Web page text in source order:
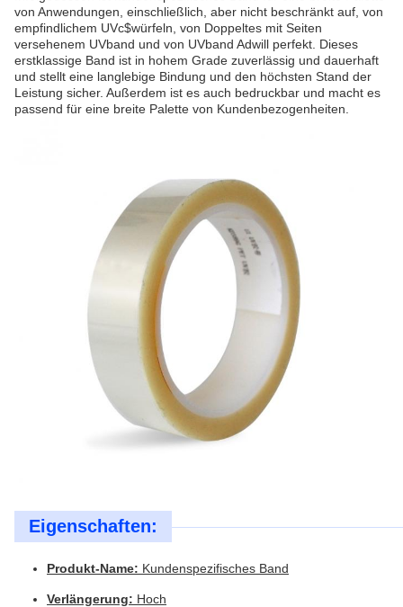
von Anwendungen, einschließlich, aber nicht beschränkt auf, von
empfindlichem UVc$würfeln, von Doppeltes mit Seiten
versehenem UVband und von UVband Adwill perfekt. Dieses
erstklassige Band ist in hohem Grade zuverlässig und dauerhaft
und stellt eine langlebige Bindung und den höchsten Stand der
Leistung sicher. Außerdem ist es auch bedruckbar und macht es
passend für eine breite Palette von Kundenbezogenheiten.
Eigenschaften:
Produkt-Name: Kundenspezifisches Band
Verlängerung: Hoch